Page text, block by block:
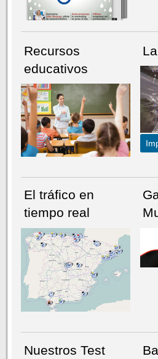
NÚMERO ACTUALHEMEROTECA
Recursos
educativos
El tráfico en
tiempo real
Nuestros Test